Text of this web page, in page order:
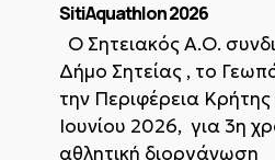
SitiAquathlon 2026
Ο Σητειακός Α.Ο.
Δήμο Σητείας , το
την Περιφέρεια Κρήτης
Ιουνίου 2026, για 3η
αθλητική διοργάνωση